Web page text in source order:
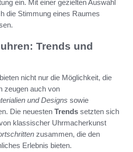
ein. Mit einer gezielten Auswahl
die Stimmung eines Raumes
Trends und
bieten nicht nur die Möglichkeit, die
zeugen auch von
und Designs sowie
Die neuesten Trends setzten sich
klassischer Uhrmacherkunst
zusammen, die den
Erlebnis bieten.